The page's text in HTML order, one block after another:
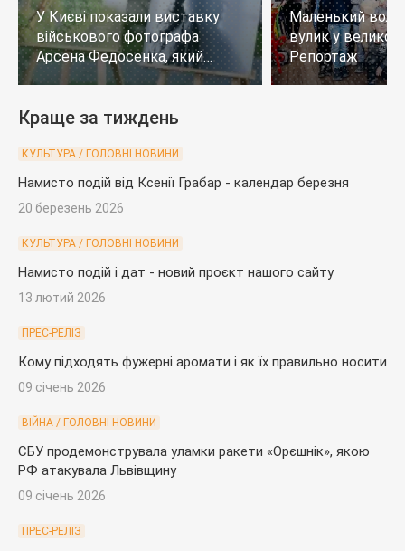
У Києві показали виставку
військового фотографа
Арсена Федосенка, який
загинув на війні
Маленький
вулик у
Репортаж
Краще за тиждень
КУЛЬТУРА / ГОЛОВНІ НОВИНИ
Намисто подій від Ксенії Грабар - календар березня
20 березень 2026
КУЛЬТУРА / ГОЛОВНІ НОВИНИ
Намисто подій і дат - новий проєкт нашого сайту
13 лютий 2026
ПРЕС-РЕЛІЗ
Кому підходять фужерні аромати і як їх правильно носити
09 січень 2026
ВІЙНА / ГОЛОВНІ НОВИНИ
СБУ продемонструвала уламки ракети «Орєшнік», якою
РФ атакувала Львівщину
09 січень 2026
ПРЕС-РЕЛІЗ